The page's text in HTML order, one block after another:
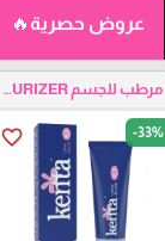
عروض حصرية🔥
مرطب للجسم BODY MOISTURIZER
favorite_border -33%